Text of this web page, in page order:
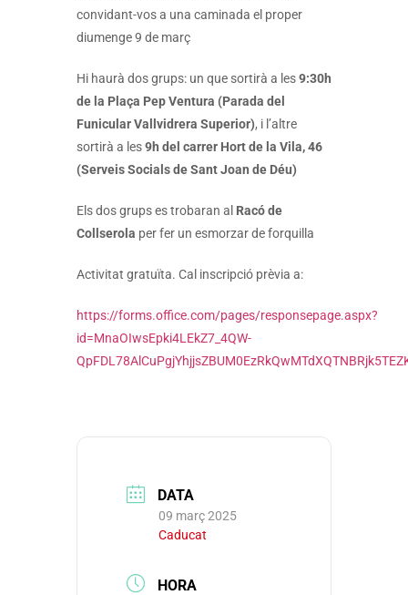
convidant-vos a una caminada el proper
diumenge 9 de març
Hi haurà dos grups: un que sortirà a les9:30h
de la Plaça Pep Ventura (Parada del
Funicular Vallvidrera Superior), i l’altre
sortirà a les9h del carrer Hort de la Vila, 46
(Serveis Socials de Sant Joan de Déu)
Els dos grups es trobaran al Racó de
Collserola per fer un esmorzar de forquilla
Activitat gratuïta. Cal inscripció prèvia a:
https://forms.office.com/pages/responsepage.aspx?
id=MnaOIwsEpki4LEkZ7_4QW-
DATA
09 març 2025
Caducat
HORA